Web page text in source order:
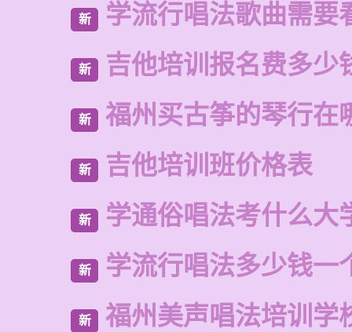
新 学流行唱法歌曲需要
新 吉他培训报名费多少
新 福州买古筝的琴行在
新 吉他培训班价格表
新 学通俗唱法考什么大
新 学流行唱法多少钱一
新 福州美声唱法培训学